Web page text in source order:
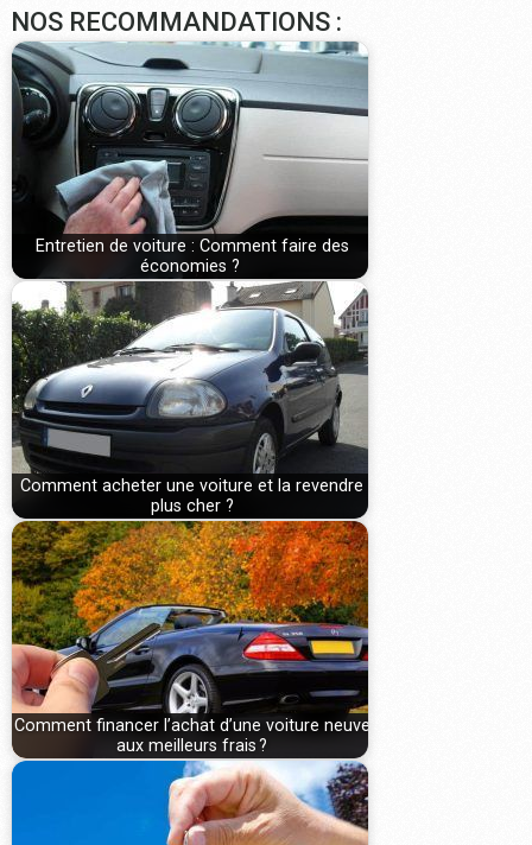
NOS RECOMMANDATIONS :
Entretien de voiture : Comment faire des
économies ?
Comment acheter une voiture et la revendre
plus cher ?
Comment financer l’achat d’une voiture neuve
aux meilleurs frais ?